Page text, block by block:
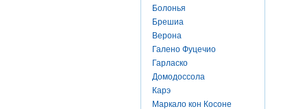
Болонья
Брешиа
Верона
Галено Фуцечио
Гарласко
Домодоссола
Карэ
Маркало кон Косоне